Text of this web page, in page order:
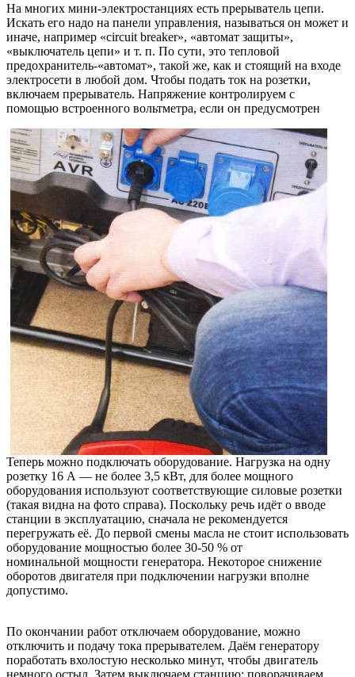
На многих мини-электростанциях есть прерыватель цепи.
Искать его надо на панели управления, называться он может и
иначе, например «circuit breaker», «автомат защиты»,
«выключатель цепи» и т. п. По сути, это тепловой
предохранитель-«автомат», такой же, как и стоящий на входе
электросети в любой дом. Чтобы подать ток на розетки,
включаем прерыватель. Напряжение контролируем с
помощью встроенного вольтметра, если он предусмотрен
Теперь можно подключать оборудование. Нагрузка на одну
розетку 16 А — не более 3,5 кВт, для более мощного
оборудования используют соответствующие силовые розетки
(такая видна на фото справа). Поскольку речь идёт о вводе
станции в эксплуатацию, сначала не рекомендуется
перегружать её. До первой смены масла не стоит использовать
оборудование мощностью более 30-50 % от
номинальной мощности генератора. Некоторое снижение
оборотов двигателя при подключении нагрузки вполне
допустимо.
По окончании работ отключаем оборудование, можно
отключить и подачу тока прерывателем. Даём генератору
поработать вхолостую несколько минут, чтобы двигатель
немного остыл. Затем выключаем станцию: поворачиваем